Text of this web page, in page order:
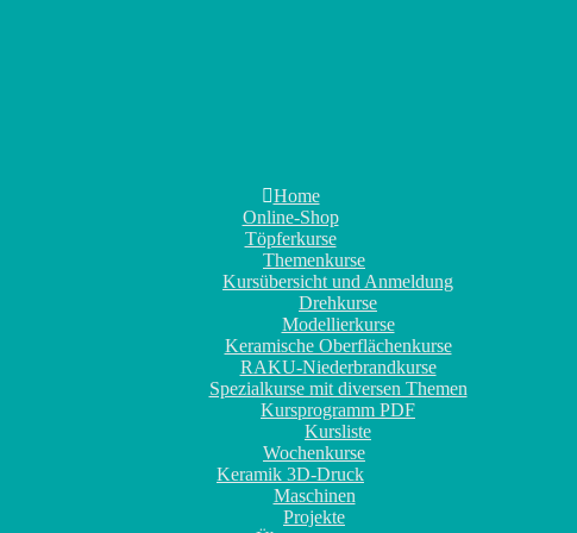
Home
Online-Shop
Töpferkurse
Themenkurse
Kursübersicht und Anmeldung
Drehkurse
Modellierkurse
Keramische Oberflächenkurse
RAKU-Niederbrandkurse
Spezialkurse mit diversen Themen
Kursprogramm PDF
Kursliste
Wochenkurse
Keramik 3D-Druck
Maschinen
Projekte